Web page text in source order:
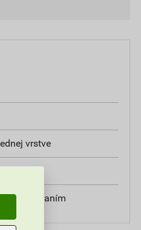
vrstve
striekaním